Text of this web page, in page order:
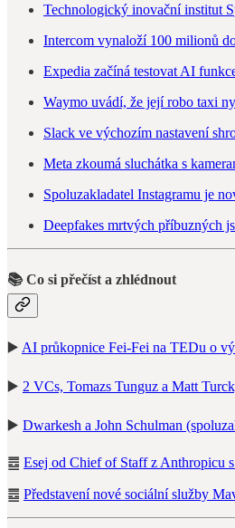
Technologický inovační institut
Intercom vynaloží 100 milionů
Expedia začíná testovat AI
Waymo uvádí, že její robo taxi
Slack ve výchozím nastavení
Meta zkoumá sluchátka s
Spoluzakladatel Instagramu je
Deepfakes mrtvých příbuzných
📚 Co si přečíst a zhlédnout
▶️ AI průkopnice Fei-Fei na TEDu o
▶️ 2 VCs, Tomazs Tunguz a Matt
▶️ Dwarkesh a John Schulman
䷉ Esej od Chief of Staff z Anthropicu
䷉ Představení nové sociální služby